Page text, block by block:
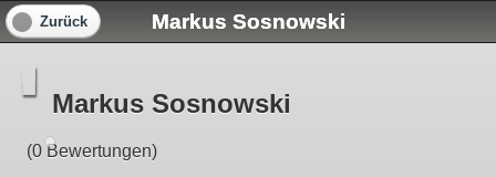
Markus Sosnowski
Zurück
Markus Sosnowski
(0 Bewertungen)